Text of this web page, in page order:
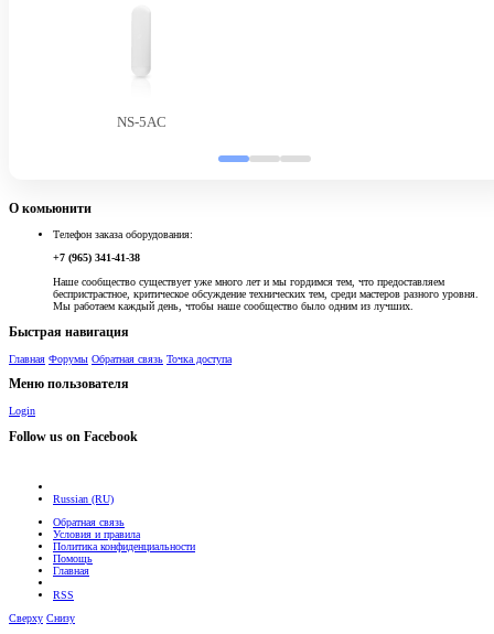
NS-5AC
О комьюнити
Телефон заказа оборудования:
+7 (965) 341-41-38
Наше сообщество существует уже много лет и мы гордимся тем, что предоставляем
беспристрастное, критическое обсуждение технических тем, среди мастеров разного уровня.
Мы работаем каждый день, чтобы наше сообщество было одним из лучших.
Быстрая навигация
Главная Форумы Обратная связь Точка доступа
Меню пользователя
Login
Follow us on Facebook
Russian (RU)
Обратная связь
Условия и правила
Политика конфиденциальности
Помощь
Главная
RSS
Сверху Снизу